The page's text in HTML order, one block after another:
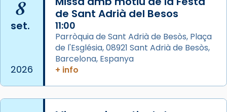
a la “Missa de les Santes” (“Missa de
Glòria”) fou composta el 1848 per Mn.
Manuel Blanch, amb aire d’òpera
italianitzant; s’interpreta per privilegi
pontifici, amb orquestra i cor, i té una
duració aproximada de tres hores. Després,
processó (recuperada el 1972) al voltant
del temple amb les relíquies de les santes.
8
set.
2026
de Sant Adrià del Besos
11:00
Parròquia de Sant Adrià de Besòs, Plaça
de l'Església, 08921 Sant Adrià de Besòs,
Barcelona, Espanya
+ info